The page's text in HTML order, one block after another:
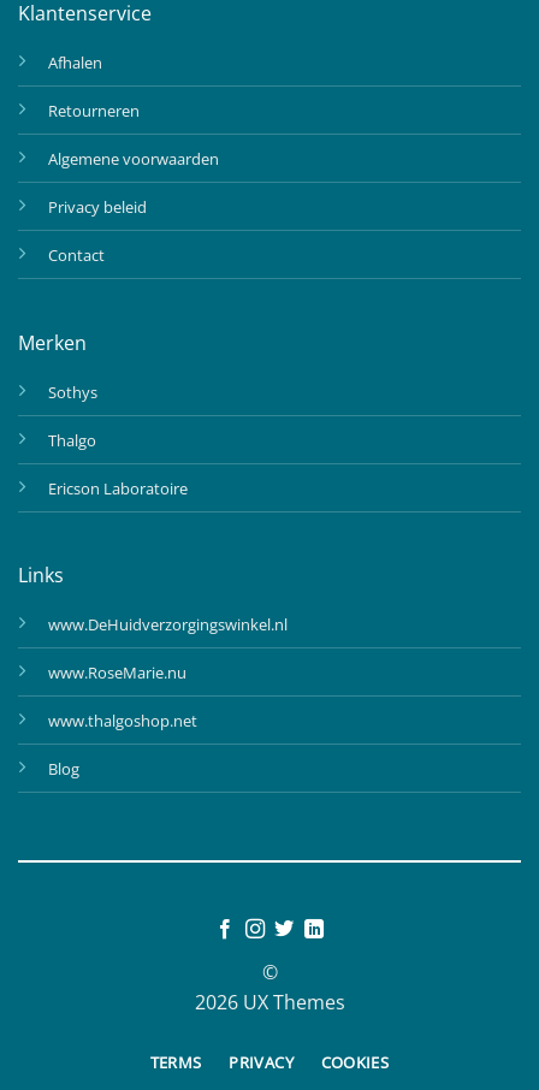
Klantenservice
Afhalen
Retourneren
Algemene voorwaarden
Privacy beleid
Contact
Merken
Sothys
Thalgo
Ericson Laboratoire
Links
www.DeHuidverzorgingswinkel.nl
www.RoseMarie.nu
www.thalgoshop.net
Blog
©
2026 UX Themes
TERMS PRIVACY COOKIES